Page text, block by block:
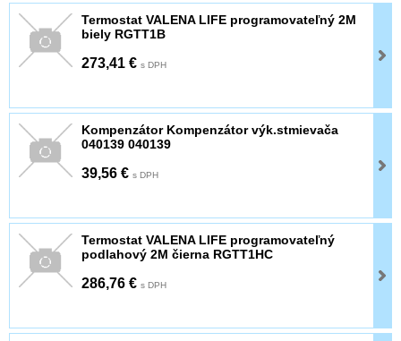
Termostat VALENA LIFE programovateľný 2M
biely RGTT1B
273,41 € s DPH
Kompenzátor Kompenzátor výk.stmievača
040139 040139
39,56 € s DPH
Termostat VALENA LIFE programovateľný
podlahový 2M čierna RGTT1HC
286,76 € s DPH